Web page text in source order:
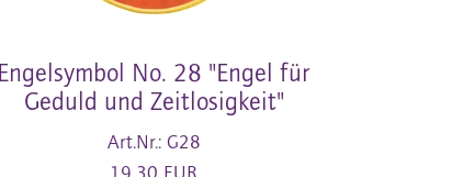
Engelsymbol No. 28 "Engel für
Geduld und Zeitlosigkeit"
Art.Nr.: G28